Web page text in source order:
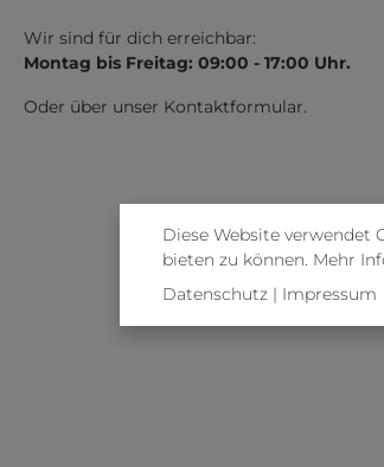
Wir sind für dich erreichbar:
Montag bis Freitag: 09:00 - 17:00 Uhr.
Oder über unser Kontaktformular.
Diese Website verwendet
bieten zu können. Mehr
Datenschutz| Impressum